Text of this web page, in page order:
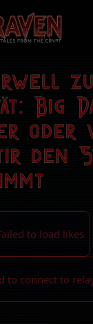
Big
oder
den